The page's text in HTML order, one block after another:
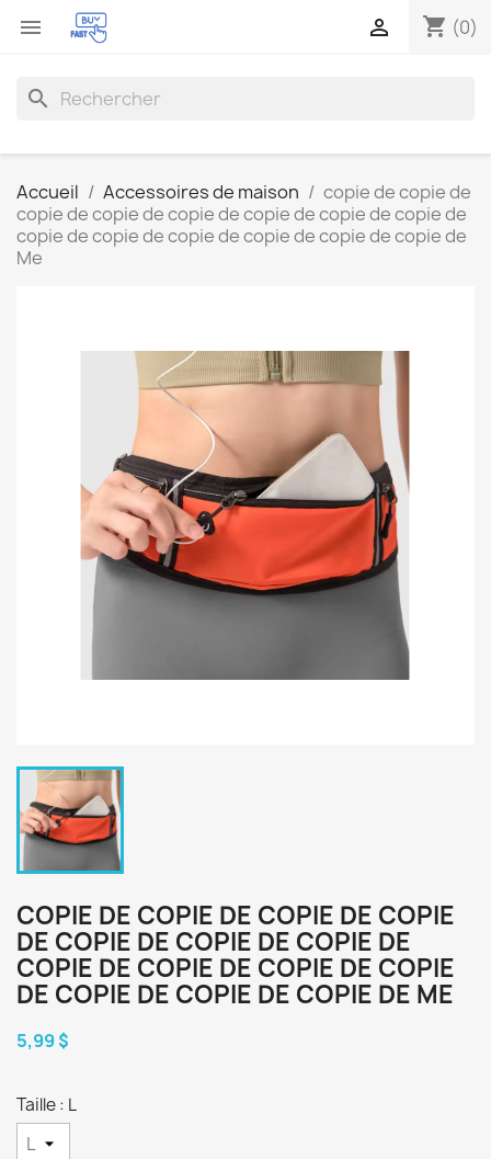
 shopping_cart (0)

search
Accueil Accessoires de maison
copie de copie de
copie de copie de copie de copie de copie de copie de
copie de copie de copie de copie de copie de copie de
Me
COPIE DE COPIE DE COPIE DE COPIE
DE COPIE DE COPIE DE COPIE DE
COPIE DE COPIE DE COPIE DE COPIE
DE COPIE DE COPIE DE COPIE DE ME
5,99 $
Taille : L